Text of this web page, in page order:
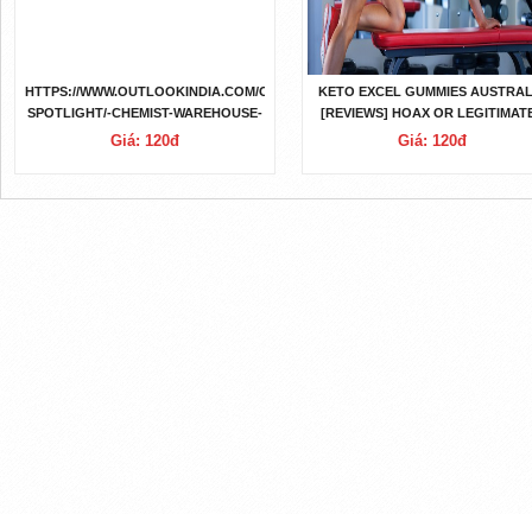
HTTPS://WWW.OUTLOOKINDIA.COM/OUTLOOK-
SPOTLIGHT/-CHEMIST-WAREHOUSE-
KETO-EXCEL-GUMMIES-AUSTRALIA-
NOT--NEWS-254647
Giá: 120đ
KETO EXCEL GUMMIES
[REVIEWS] HOAX OR
Giá: 120đ